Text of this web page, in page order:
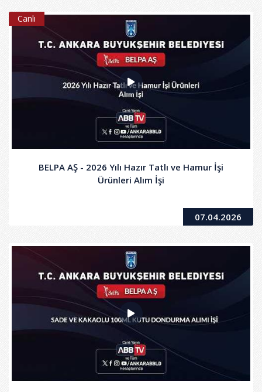
Canlı
BELPA AŞ - 2026 Yılı Hazır Tatlı ve Hamur İşi
Ürünleri Alım İşi
07.04.2026